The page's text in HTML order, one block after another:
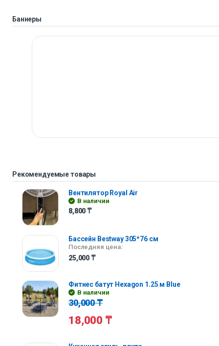
Баннеры
Рекомендуемые товары
Вентилятор Royal Air
В наличии
8,800 ₸
Бассейн Bestway 305*76 см
Последняя цена:
25,000 ₸
Фитнес батут Hexagon 1.25 м Blue
В наличии
30,000₸
18,000 ₸